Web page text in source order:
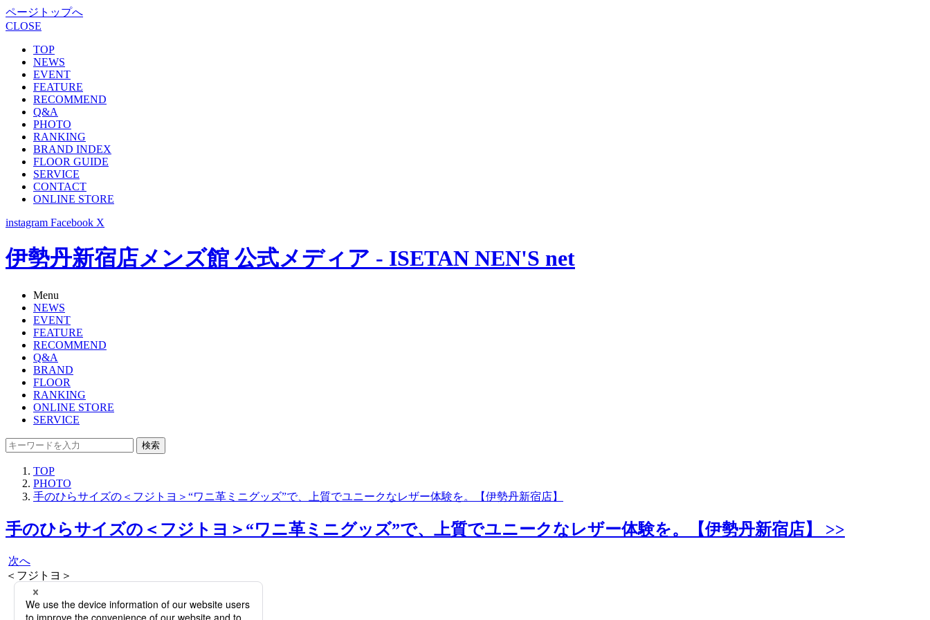
ページトップへ
CLOSE
TOP
NEWS
EVENT
FEATURE
RECOMMEND
Q&A
PHOTO
RANKING
BRAND INDEX
FLOOR GUIDE
SERVICE
CONTACT
ONLINE STORE
instagram Facebook X
伊勢丹新宿店メンズ館 公式メディア - ISETAN NEN'S net
Menu
NEWS
EVENT
FEATURE
RECOMMEND
Q&A
BRAND
FLOOR
RANKING
ONLINE STORE
SERVICE
検索
TOP
PHOTO
手のひらサイズの＜フジトヨ＞“ワニ革ミニグッズ”で、上質でユニークなレザー体験を。【伊勢丹新宿店】
手のひらサイズの＜フジトヨ＞“ワニ革ミニグッズ”で、上質でユニークなレザー体験を。【伊勢丹新宿店】 >>
次へ
＜フジトヨ＞